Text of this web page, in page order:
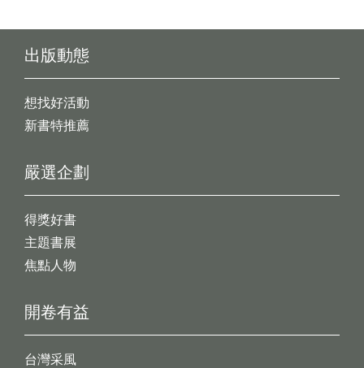
出版動態
想找好活動
新書特推薦
開卷有益
台灣采風
嚴選企劃
得獎好書
主題書展
焦點人物